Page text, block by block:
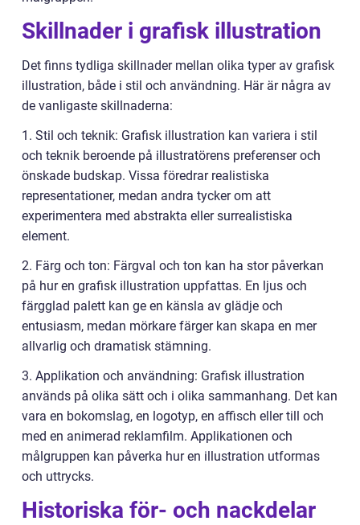
Skillnader i grafisk illustration
Det finns tydliga skillnader mellan olika typer av grafisk
illustration, både i stil och användning. Här är några av
de vanligaste skillnaderna:
1. Stil och teknik: Grafisk illustration kan variera i stil
och teknik beroende på illustratörens preferenser och
önskade budskap. Vissa föredrar realistiska
representationer, medan andra tycker om att
experimentera med abstrakta eller surrealistiska
element.
2. Färg och ton: Färgval och ton kan ha stor påverkan
på hur en grafisk illustration uppfattas. En ljus och
färgglad palett kan ge en känsla av glädje och
entusiasm, medan mörkare färger kan skapa en mer
allvarlig och dramatisk stämning.
3. Applikation och användning: Grafisk illustration
används på olika sätt och i olika sammanhang. Det kan
vara en bokomslag, en logotyp, en affisch eller till och
med en animerad reklamfilm. Applikationen och
målgruppen kan påverka hur en illustration utformas
och uttrycks.
Historiska för- och nackdelar